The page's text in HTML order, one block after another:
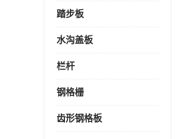
踏步板
水沟盖板
栏杆
钢格栅
齿形钢格板